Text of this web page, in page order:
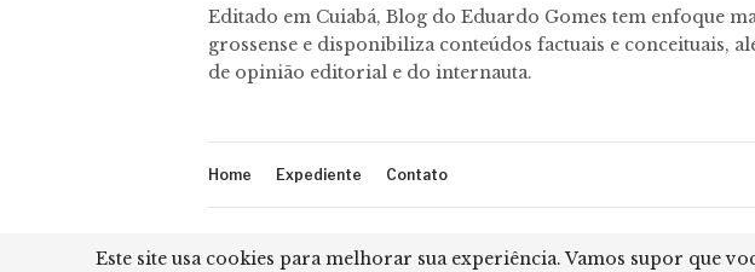
Editado em Cuiabá, Blog do Eduardo Gomes tem enfoque
grossense e disponibiliza conteúdos factuais e conceituais,
de opinião editorial e do internauta.
Home Expediente Contato
© 2026 - Blog do Eduardo Gomes. Todos os Direitos Reservados.
Este site usa cookies para melhorar sua experiência. Vamos supor que